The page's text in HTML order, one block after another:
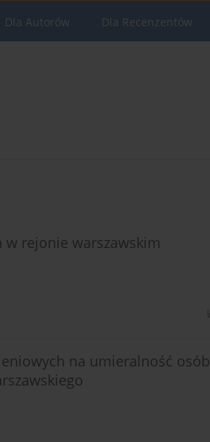
Dla Autorów Dla Recenzentów
w rejonie warszawskim
na umieralność osób